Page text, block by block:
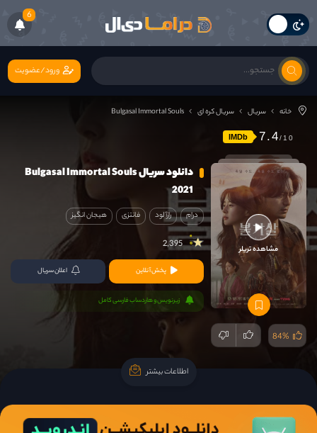
6
ورود/عضویت
خانه سریال سریال کره ای Bulgasal Immortal Souls
IMDb 7.4
مشاهده تریلر
84%
دانلود سریال Bulgasal Immortal Souls
2021
درام رازآلود فانتزی هیجان انگیز
2,395
پخش آنلاین اعلان سریال
زیرنویس و هاردساب فارسی کامل
اطلاعات بیشتر